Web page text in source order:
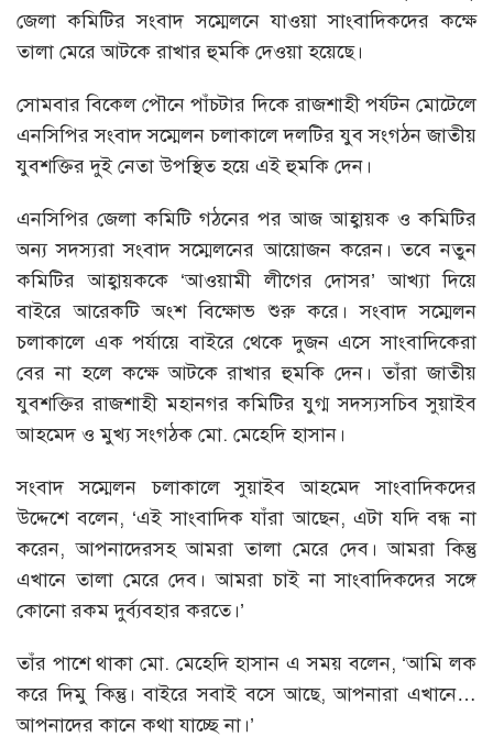
জেলা কমিটির সংবাদ সম্মেলনে যাওয়া সাংবাদিকদের কক্ষে
তালা মেরে আটকে রাখার হুমকি দেওয়া হয়েছে।
সোমবার বিকেল পৌনে পাঁচটার দিকে রাজশাহী পর্যটন মোটেলে
এনসিপির সংবাদ সম্মেলন চলাকালে দলটির যুব সংগঠন জাতীয়
যুবশক্তির দুই নেতা উপস্থিত হয়ে এই হুমকি দেন।
এনসিপির জেলা কমিটি গঠনের পর আজ আহ্বায়ক ও কমিটির
অন্য সদস্যরা সংবাদ সম্মেলনের আয়োজন করেন। তবে নতুন
কমিটির আহ্বায়ককে ‘আওয়ামী লীগের দোসর’ আখ্যা দিয়ে
বাইরে আরেকটি অংশ বিক্ষোভ শুরু করে। সংবাদ সম্মেলন
চলাকালে এক পর্যায়ে বাইরে থেকে দুজন এসে সাংবাদিকেরা
বের না হলে কক্ষে আটকে রাখার হুমকি দেন। তাঁরা জাতীয়
যুবশক্তির রাজশাহী মহানগর কমিটির যুগ্ম সদস্যসচিব সুয়াইব
আহমেদ ও মুখ্য সংগঠক মো. মেহেদি হাসান।
সংবাদ সম্মেলন চলাকালে সুয়াইব আহমেদ সাংবাদিকদের
উদ্দেশে বলেন, ‘এই সাংবাদিক যাঁরা আছেন, এটা যদি বন্ধ না
করেন, আপনাদেরসহ আমরা তালা মেরে দেব। আমরা কিন্তু
এখানে তালা মেরে দেব। আমরা চাই না সাংবাদিকদের সঙ্গে
কোনো রকম দুর্ব্যবহার করতে।’
তাঁর পাশে থাকা মো. মেহেদি হাসান এ সময় বলেন, ‘আমি লক
করে দিমু কিন্তু। বাইরে সবাই বসে আছে, আপনারা এখানে…
আপনাদের কানে কথা যাচ্ছে না।’